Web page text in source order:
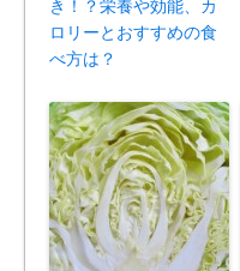
き！？栄養や効能、カ
ロリーとおすすめの食
べ方は？